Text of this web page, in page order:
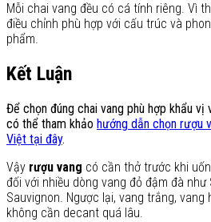
Mỗi chai vang đều có cá tính riêng. Vì
điều chỉnh phù hợp với cấu trúc và
phẩm.
Kết Luận
Để chọn đúng chai vang phù hợp khẩu vị
có thể tham khảo hướng dẫn chọn rượu
Việt tại đây.
Vậy rượu vang có cần thở trước khi
đối với nhiều dòng vang đỏ đậm đà
Sauvignon. Ngược lại, vang trắng,
không cần decant quá lâu.